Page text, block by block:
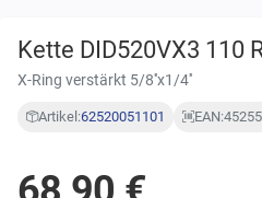
Kette DID520VX3 110
X-Ring verstärkt 5/8''x1/4''
Artikel:62520051101 EAN: